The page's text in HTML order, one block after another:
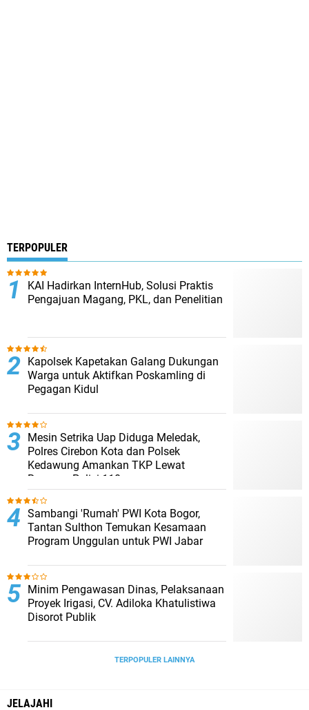
TERPOPULER
KAI Hadirkan InternHub, Solusi Praktis
Pengajuan Magang, PKL, dan Penelitian
Kapolsek Kapetakan Galang Dukungan
Warga untuk Aktifkan Poskamling di
Pegagan Kidul
Mesin Setrika Uap Diduga Meledak,
Polres Cirebon Kota dan Polsek
Kedawung Amankan TKP Lewat
Respons Polisi 110
Sambangi 'Rumah' PWI Kota Bogor,
Tantan Sulthon Temukan Kesamaan
Program Unggulan untuk PWI Jabar
Minim Pengawasan Dinas, Pelaksanaan
Proyek Irigasi, CV. Adiloka Khatulistiwa
Disorot Publik
TERPOPULER LAINNYA
JELAJAHI